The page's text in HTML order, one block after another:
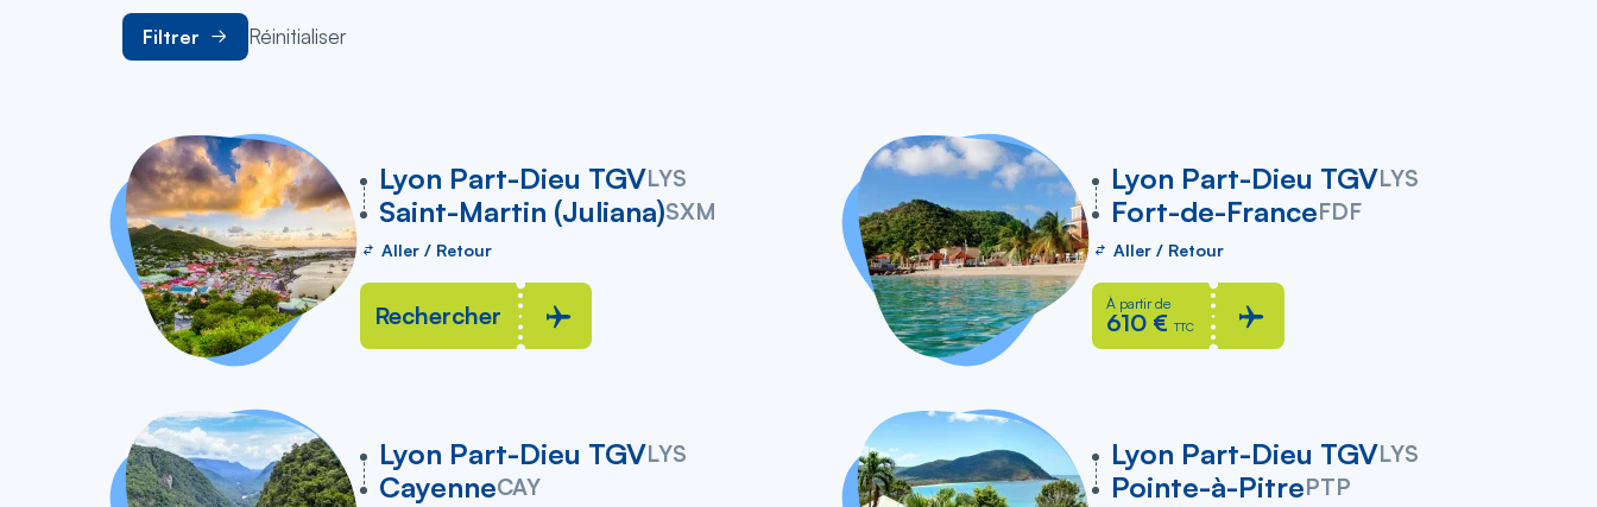
Filtrer Réinitialiser
Lyon Part-Dieu TGVLYS
vers
Saint-Martin (Juliana)SXM
Aller / Retour
Rechercher
Lyon Part-Dieu TGVLYS
vers
Fort-de-FranceFDF
Aller / Retour
À partir de
610 € TTC
Lyon Part-Dieu TGVLYS
vers
CayenneCAY
Lyon Part-Dieu TGVLYS
vers
Pointe-à-PitrePTP